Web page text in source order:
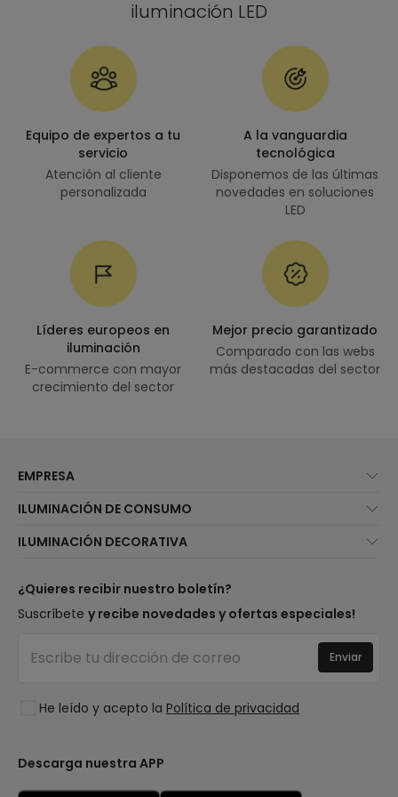
iluminación LED
Equipo de expertos a tu
servicio
Atención al cliente
personalizada
A la vanguardia
tecnológica
Disponemos de las últimas
novedades en soluciones
LED
Líderes europeos en
iluminación
E-commerce con mayor
crecimiento del sector
Mejor precio garantizado
Comparado con las webs
más destacadas del sector
EMPRESA
Atención al cliente
Métodos de envío
¿Eres profesional?
Tiendas
Preguntas frecuentes
Iniciar sesión
ILUMINACIÓN DE CONSUMO
Marcas
Calculadora de ahorro LED
Presupuestos
Iluminación para empresas
ILUMINACIÓN DECORATIVA
Top Marcas
Espacios
Colecciones
LoveYouGreen
¿Quieres recibir nuestro boletín?
Suscríbete y recibe novedades y ofertas especiales!
He leído y acepto la Política de privacidad
Enviar
Descarga nuestra APP